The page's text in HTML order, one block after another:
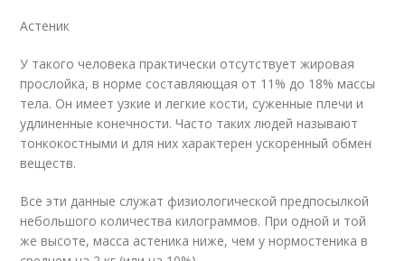
Астеник
У такого человека практически отсутствует жировая
прослойка, в норме составляющая от 11% до 18% массы
тела. Он имеет узкие и легкие кости, суженные плечи и
удлиненные конечности. Часто таких людей называют
тонкокостными и для них характерен ускоренный обмен
веществ.
Все эти данные служат физиологической предпосылкой
небольшого количества килограммов. При одной и той
же высоте, масса астеника ниже, чем у нормостеника в